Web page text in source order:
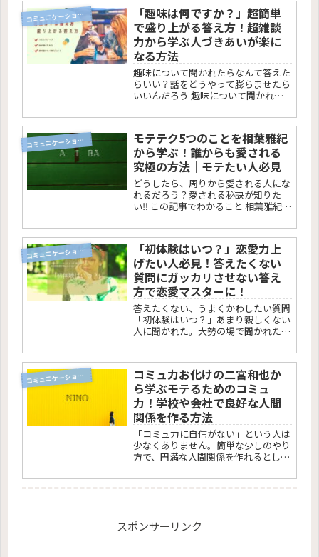
れていくこと コミュニケーションを
円満にする1番の方法は「聞き上手に
なる...
コ
ミュニケーション術
「趣味は何ですか？」超簡単
で盛り上がる答え方！超雑談
力から学ぶ人づきあいが楽に
なる方法
趣味について聞かれたらなんて答えた
らいい？話をどうやって膨らませたら
いいんだろう 趣味について聞かれて
は、趣味を聞かれたときにもう悩まな
い答え方と話の膨らませ方をまとめて
います。 この記事のまとめ 趣味を聞
か...
コ
ミュニケーション術
モテテク5つのことを相葉雅紀
から学ぶ！誰からも愛される
究極の方法｜モテたい人必見
どうしたら、周りから愛される人にな
れるだろう？愛される秘訣が知りた
い‼ この記事でわかること 相葉雅紀の
ク5つのこと。常に笑顔で楽しそう周
りがやりたくないことを率先する話し
方が優しい素直失敗談を面白く話す ...
コ
ミュニケーション術
「初体験はいつ？」恋愛力上
げたい人必見！答えたくない
質問にガッカリさせない答え
方で恋愛マスターに！
答えたくない、うまくかわしたい質問
「初体験はいつ？」あまり親しくない
人に聞かれた。大勢の場で聞かれた。
記事では、場をしらけさせることなく
この会話を終わらせられる方法をシェ
アしています。
コ
ミュニケーション術
コミュ力お化けの二宮和也か
ら学ぶモテるためのコミュ
力！学校や会社で良好な人間
関係を作る方法
「コミュ力に自信がない」という人は
少なくありません。簡単な少しのやり
方で、円満な人間関係を作れるとした
ミュ力の達人とも呼べる嵐のニノから
スポンサーリンク